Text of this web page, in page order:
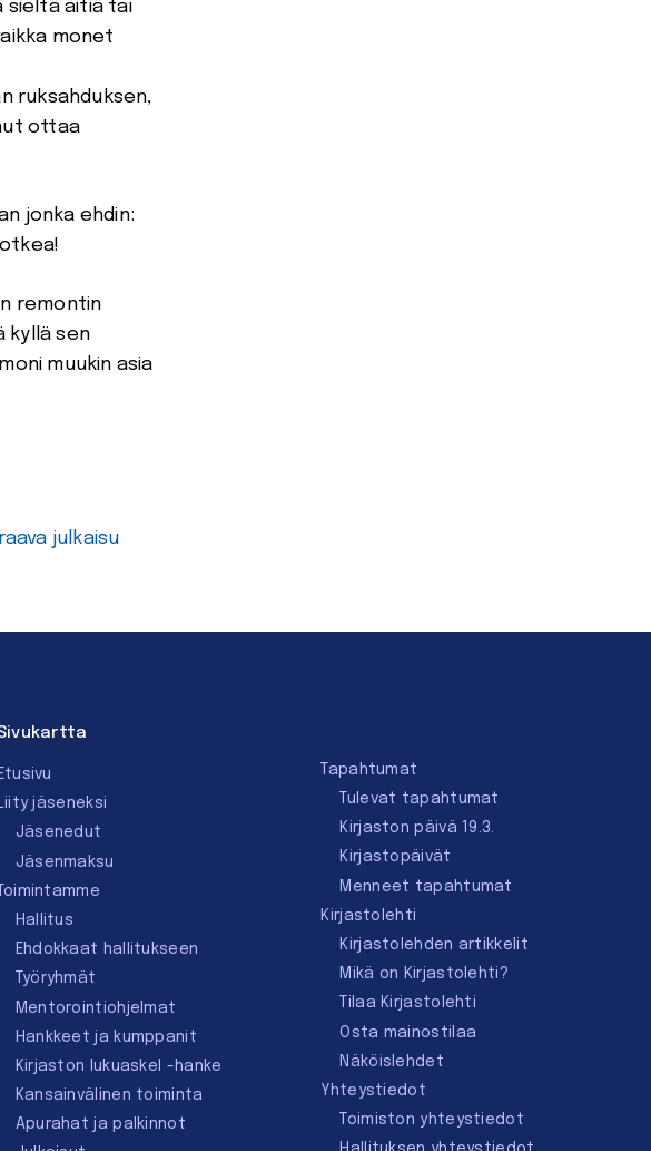
sieltä äitiä tai
monet
ruksahduksen,
ottaa
jonka ehdin:
remontin
kyllä sen
muukin asia
julkaisu
Etusivu
Liity jäseneksi
Jäsenedut
Jäsenmaksu
Hallitus
Ehdokkaat hallitukseen
Työryhmät
Mentorointi­ohjelmat
Hankkeet ja kumppanit
Kirjaston lukuaskel -hanke
Kansainvälinen toiminta
Apurahat ja palkinnot
Tapahtumat
Tulevat tapahtumat
Kirjaston päivä 19.3.
Kirjastopäivät
Menneet tapahtumat
Kirjastolehti
Kirjastolehden artikkelit
Mikä on Kirjastolehti?
Tilaa Kirjastolehti
Osta mainostilaa
Näköislehdet
Yhteystiedot
Toimiston yhteystiedot